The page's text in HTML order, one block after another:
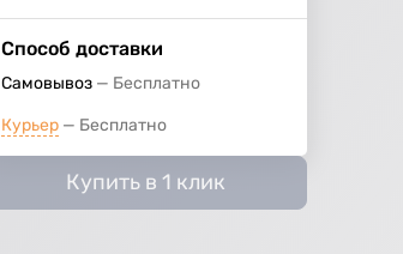
Способ доставки
Самовывоз Бесплатно
Курьер Бесплатно
Купить в 1 клик